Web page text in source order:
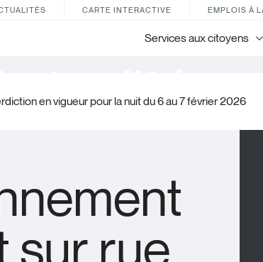
CARTE INTERACTIVE EMPLOIS À
Services aux citoyens
en vigueur pour la nuit du 6 au 7 février 2026
sur rue